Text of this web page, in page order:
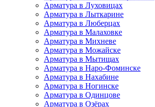
Арматура в Луховицах
Арматура в Лыткарине
Арматура в Люберцах
Арматура в Малаховке
Арматура в Михневе
Арматура в Можайске
Арматура в Мытищах
Арматура в Наро-Фоминске
Арматура в Нахабине
Арматура в Ногинске
Арматура в Одинцове
Арматура в Озёрах